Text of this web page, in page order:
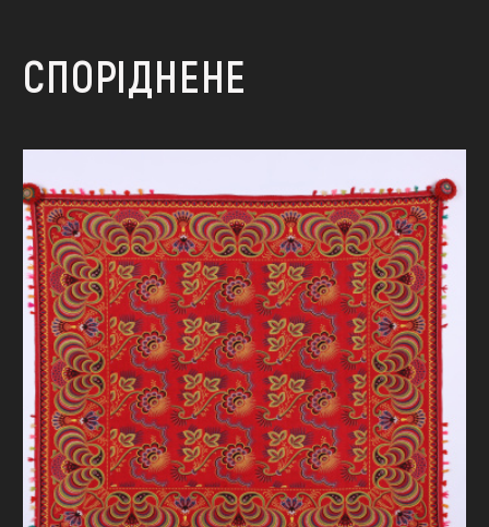
СПОРІДНЕНЕ